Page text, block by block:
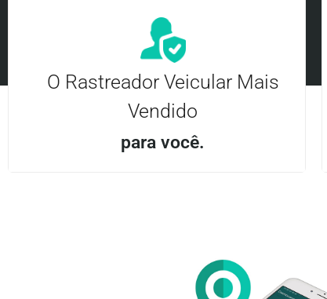
O Rastreador Veicular Mais
Vendido
para você.
Entre em contato